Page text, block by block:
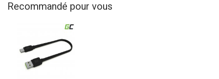
Recommandé pour vous